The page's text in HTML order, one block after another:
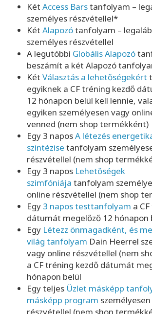
Két Access Barstanfolyam –
személyes részvétellel*
Két Alapozótanfolyam –
személyes részvétellel
A legutóbbi Globális Alapozó
beszámít a két Alapozó
Két Választás a lehetőségekért
egyiknek a CF tréning kezdő
12 hónapon belül kell lennie,
egyiken személyesen vagy
venned (nem shop termékként)
Egy 3 naposA létezés
szintézise tanfolyam
részvétellel (nem shop
Egy 3 napos Lehetőségek
szimfóniája tanfolyam
online részvétellel (nem shop
Egy 3 napos testtanfolyam a
dátumát megelőző 12 hónapon
Egy Létezz önmagadként, és
világ tanfolyam Dain Heerrel
vagy online részvétellel (nem
a CF tréning kezdő dátumát
hónapon belül
Egy teljes Üzlet másképp
másképp program